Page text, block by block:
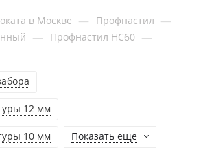
в Москве — Профнастил —
— Профнастил НС60 —
12 мм
10 мм Показать еще